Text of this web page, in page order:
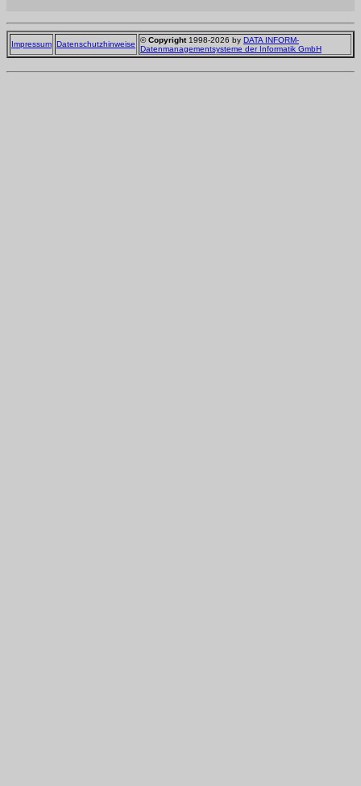
Impressum Datenschutzhinweise ©Copyright1998-2026 by DATA INFORM-
Datenmanagementsysteme der Informatik GmbH